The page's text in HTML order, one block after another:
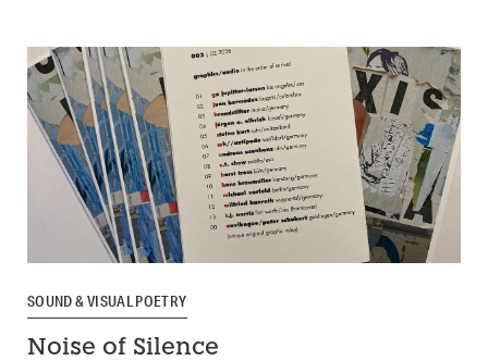
SOUND & VISUAL POETRY
Noise of Silence